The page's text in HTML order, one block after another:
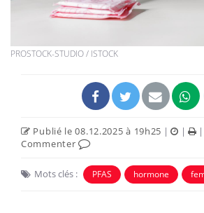
PROSTOCK-STUDIO / ISTOCK
Publié le 08.12.2025 à 19h25 | |
Commenter
Mots clés : PFAS hormone